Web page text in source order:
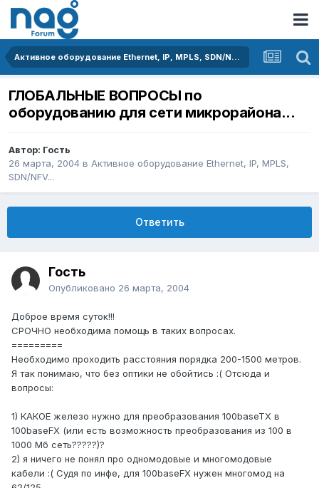
Активное оборудование Ethernet, IP, MPLS, SDN/NFV...
ГЛОБАЛЬНЫЕ ВОПРОСЫ по
оборудованию для сети микрорайона...
Автор: Гость
26 марта, 2004 в Активное оборудование Ethernet, IP, MPLS,
SDN/NFV...
Ответить
Гость
Опубликовано 26 марта, 2004
Доброе время суток!!!
СРОЧНО необходима помощь в таких вопросах.
=========
Необходимо проходить расстояния порядка 200-1500 метров.
Я так понимаю, что без оптики не обойтись :( Отсюда и
вопросы:
1) КАКОЕ железо нужно для преобразования 100baseTX в
100baseFX (или есть возможность преобразования из 100 в
1000 Мб сеть?????)?
2) я ничего не понял про одномодовые и многомодовые
кабели :( Судя по инфе, для 100baseFX нужен многомод на